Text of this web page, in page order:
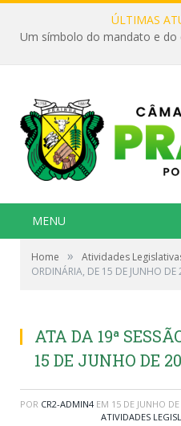
ÚLTIMAS
MENU
Home » Atividades
ORDINÁRIA, DE 15 DE JUNHO DE
ATA DA 19ª
15 DE JUNHO DE
POR CR2-ADMIN4 EM 15 DE JUNHO
ATIVIDADES